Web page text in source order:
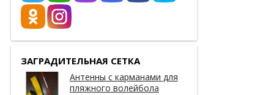
ЗАГРАДИТЕЛЬНАЯ СЕТКА
Антенны с карманами для
пляжного волейбола